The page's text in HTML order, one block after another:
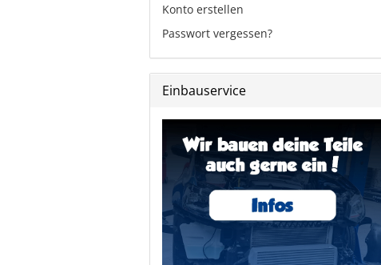
Konto erstellen
Passwort vergessen?
Einbauservice